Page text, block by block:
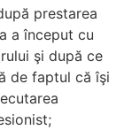
prestarea
a început cu
şi după ce
de faptul că îşi